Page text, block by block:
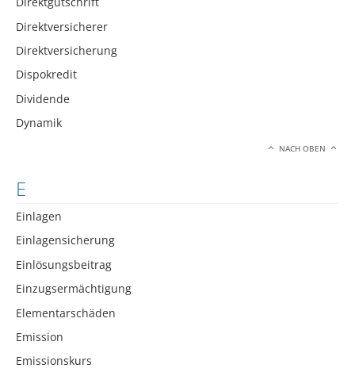
Direktversicherer
Direktversicherung
Dispokredit
Dividende
Dynamik
NACH OBEN
E
Einlagen
Einlagensicherung
Einlösungsbeitrag
Einzugsermächtigung
Elementarschäden
Emission
Emissionskurs